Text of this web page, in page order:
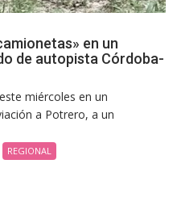
en un
de autopista Córdoba-
miércoles en un
a Potrero, a un
REGIONAL